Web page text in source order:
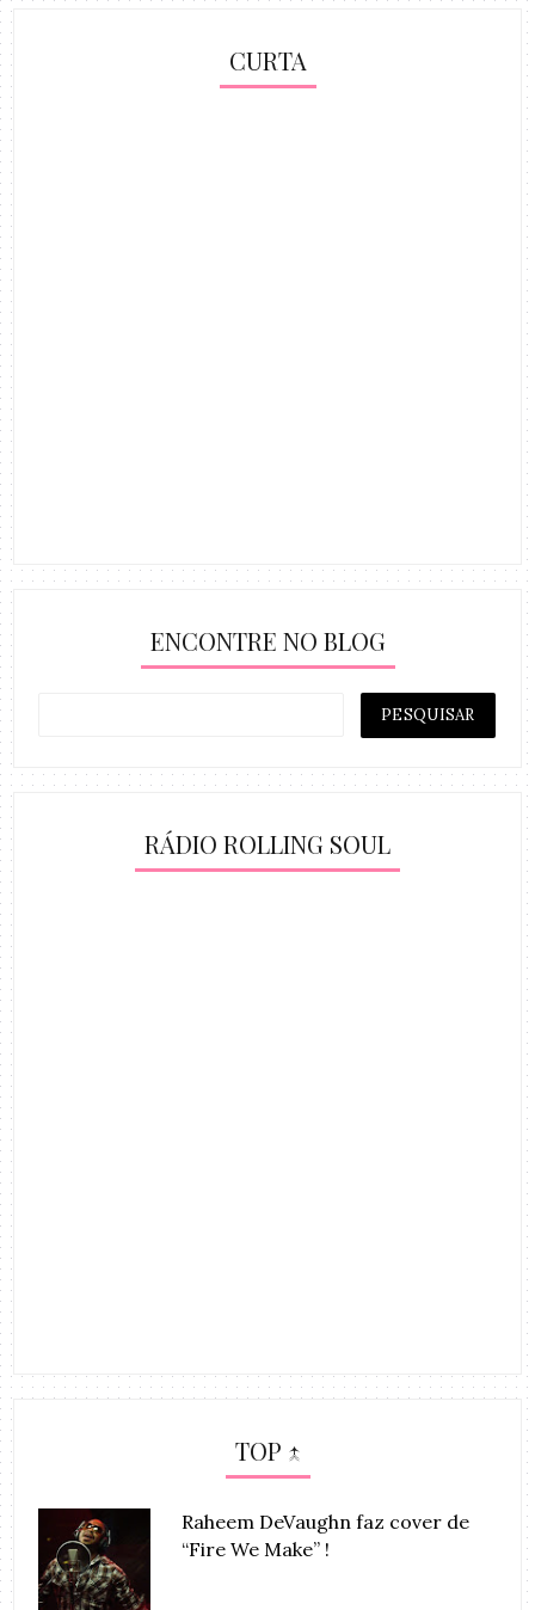
CURTA
ENCONTRE NO BLOG
RÁDIO ROLLING SOUL
TOP ↑
Raheem DeVaughn faz cover de
“Fire We Make” !